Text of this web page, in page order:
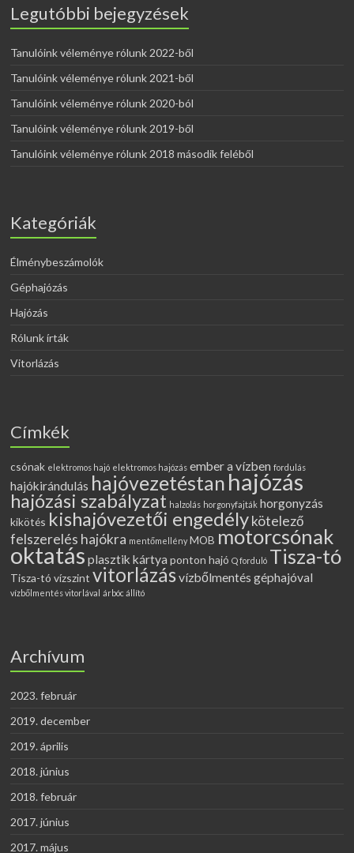
Legutóbbi bejegyzések
Tanulóink véleménye rólunk 2022-ből
Tanulóink véleménye rólunk 2021-ből
Tanulóink véleménye rólunk 2020-ból
Tanulóink véleménye rólunk 2019-ből
Tanulóink véleménye rólunk 2018 második feléből
Kategóriák
Élménybeszámolók
Géphajózás
Hajózás
Rólunk írták
Vitorlázás
Címkék
csónak elektromos hajó elektromos hajózás ember a vízben fordulás
hajókirándulás hajóvezetéstan hajózás
hajózási szabályzat halzolás horgonyfajták horgonyzás
kikötés kishajóvezetői engedélykötelező
felszerelés hajókra mentőmellény MOB motorcsónak
oktatás plasztik kártya ponton hajó Q forduló Tisza-tó
Tisza-tó vízszint vitorlázásvízbőlmentés géphajóval
vízbőlmentés vitorlával árbóc állító
Archívum
2023. február
2019. december
2019. április
2018. június
2018. február
2017. június
2017. május